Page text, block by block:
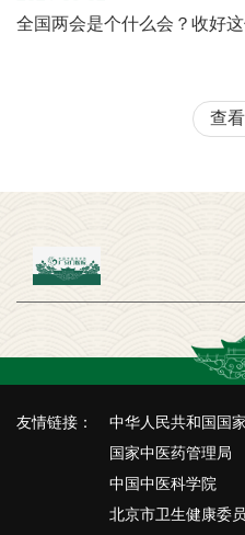
全国两会是个什么会？收好这
查
友情链接：
中华人民共和国国
国家中医药管理局
中国中医科学院
北京市卫生健康委